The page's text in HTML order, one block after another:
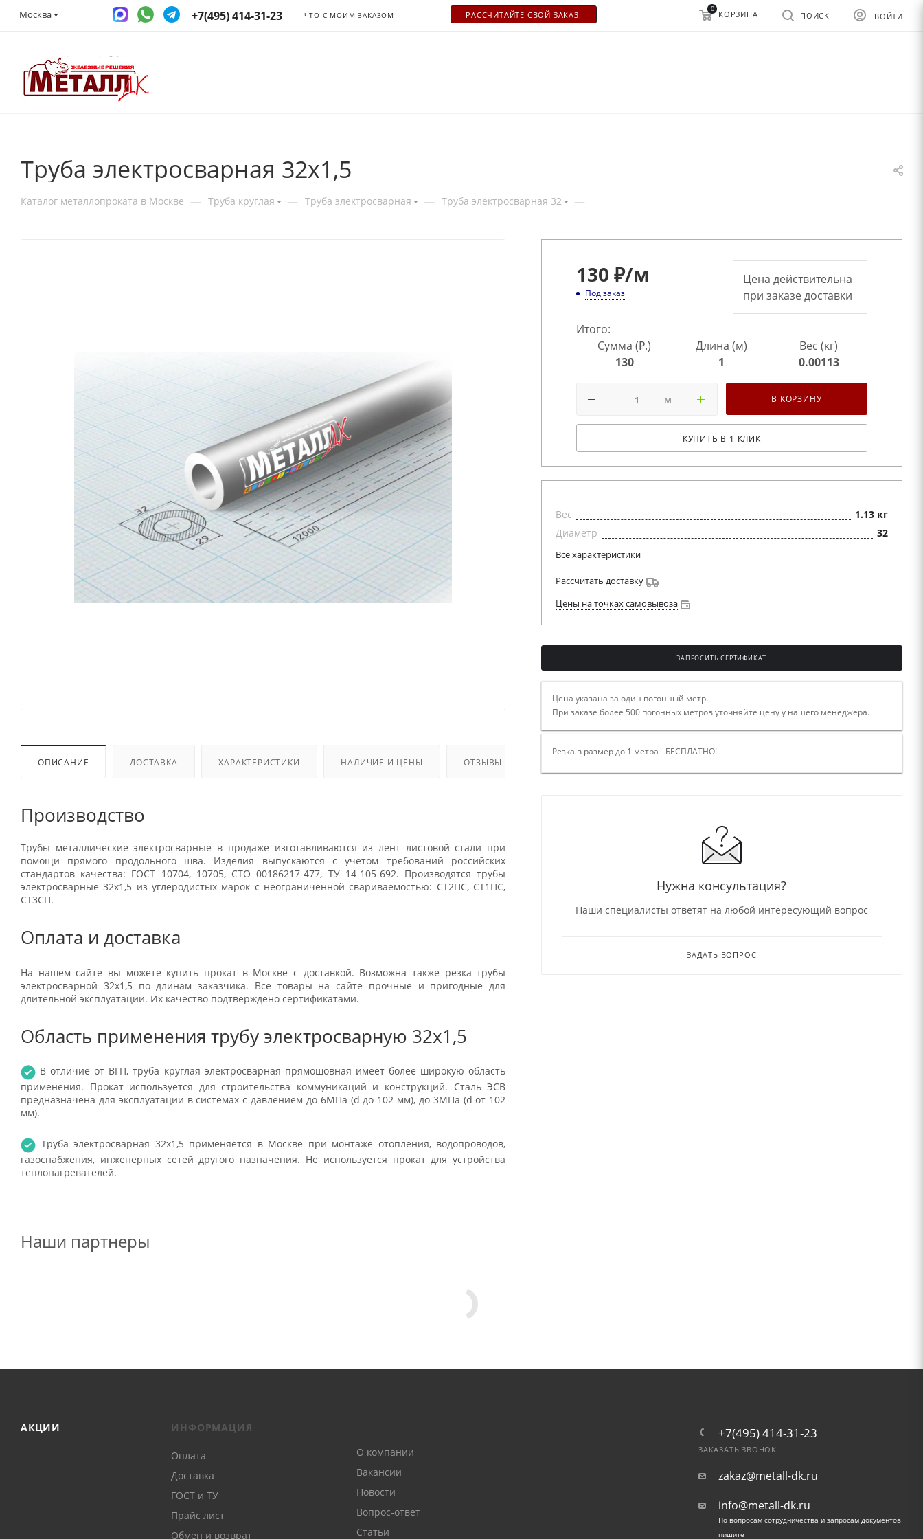
Москва +7(495) 414-31-23 ЧТО С МОИМ ЗАКАЗОМ РАСCЧИТАЙТЕ СВОЙ ЗАКАЗ. ВОЙТИ
ПОИСК
0
КОРЗИНА
Труба электросварная 32x1,5
Каталог металлопроката в Москве — Труба круглая — Труба электросварная — Труба электросварная 32 —
ОПИСАНИЕ ДОСТАВКА ХАРАКТЕРИСТИКИ НАЛИЧИЕ И ЦЕНЫ ОТЗЫВЫ
Производство
Трубы металлические электросварные в продаже изготавливаются из лент листовой стали при
помощи прямого продольного шва. Изделия выпускаются с учетом требований российских
стандартов качества: ГОСТ 10704, 10705, СТО 00186217-477, ТУ 14-105-692. Производятся трубы
электросварные 32x1,5 из углеродистых марок с неограниченной свариваемостью: СТ2ПС, СТ1ПС,
СТ3СП.
Оплата и доставка
На нашем сайте вы можете купить прокат в Москве с доставкой. Возможна также резка трубы
электросварной 32x1,5 по длинам заказчика. Все товары на сайте прочные и пригодные для
длительной эксплуатации. Их качество подтверждено сертификатами.
Область применения трубу электросварную 32x1,5
В отличие от ВГП, труба круглая электросварная прямошовная имеет более широкую область
применения. Прокат используется для строительства коммуникаций и конструкций. Сталь ЭСВ
предназначена для эксплуатации в системах с давлением до 6МПа (d до 102 мм), до 3МПа (d от 102
мм).
Труба электросварная 32x1,5 применяется в Москве при монтаже отопления, водопроводов,
газоснабжения, инженерных сетей другого назначения. Не используется прокат для устройства
теплонагревателей.
130 ₽/м
Под заказ
Цена действительна
при заказе доставки
Итого:
Сумма (₽.)
130
Длина (м)
1
Вес (кг)
0.00113
м В КОРЗИНУ
КУПИТЬ В 1 КЛИК
Вес
1.13 кг
Диаметр
32
Все характеристики
Рассчитать доставку
Цены на точках самовывоза
ЗАПРОСИТЬ СЕРТИФИКАТ
Цена указана за один погонный метр.
При заказе более 500 погонных метров уточняйте цену у нашего менеджера.
Резка в размер до 1 метра - БЕСПЛАТНО!
Нужна консультация?
Наши специалисты ответят на любой интересующий вопрос
ЗАДАТЬ ВОПРОС
Наши партнеры
АКЦИИ ИНФОРМАЦИЯ
Оплата
Доставка
ГОСТ и ТУ
Прайс лист
Обмен и возврат
О компании
Вакансии
Новости
Вопрос-ответ
Статьи
+7(495) 414-31-23
ЗАКАЗАТЬ ЗВОНОК
zakaz@metall-dk.ru
info@metall-dk.ru
По вопросам сотрудничества и запросам документов
пишите